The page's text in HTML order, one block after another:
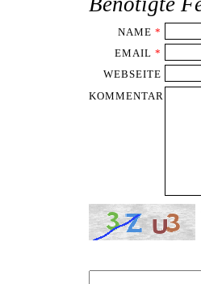
NAME *
EMAIL *
WEBSEITE
KOMMENTAR